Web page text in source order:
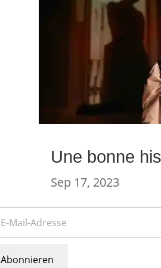
Une bonne
Sep 17, 2023
Abonnieren